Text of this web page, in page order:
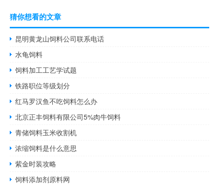
猜你想看的文章
昆明黄龙山饲料公司联系电话
水龟饲料
饲料加工工艺学试题
铁路职位等级划分
红马罗汉鱼不吃饲料怎么办
北京正丰饲料有限公司5%肉牛饲料
青储饲料玉米收割机
浓缩饲料是什么意思
紫金时装攻略
饲料添加剂原料网